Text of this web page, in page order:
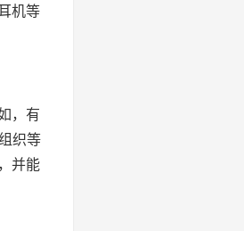
机等
，有
织等
并能